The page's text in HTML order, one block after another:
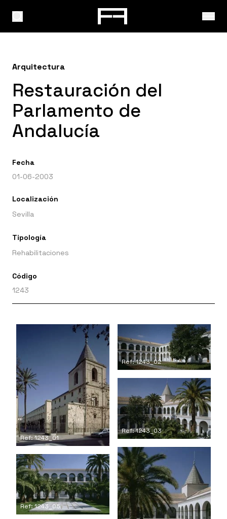
Arquitectura
Restauración del
Parlamento de
Andalucía
Fecha
01-06-2003
Localización
Sevilla
Tipología
Rehabilitaciones
Código
1243
Ref: 1243_01
Ref: 1243_02
Ref: 1243_03
Ref: 1243_05